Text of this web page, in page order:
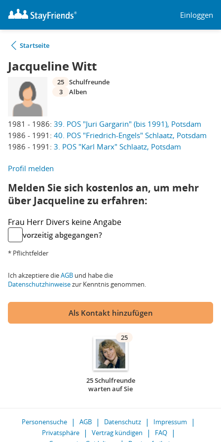
Einloggen
Startseite
Jacqueline Witt
1981 - 1986: 39. POS "Juri Gargarin" (bis 1991), Potsdam
1986 - 1991: 40. POS "Friedrich-Engels" Schlaatz, Potsdam
1986 - 1991: 3. POS "Karl Marx" Schlaatz, Potsdam
25 Schulfreunde
3
Alben
Profil melden
Melden Sie sich kostenlos an, um mehr
über Jacqueline zu erfahren:
Frau Herr Divers keine Angabe
vorzeitig abgegangen?
* Pflichtfelder
Ich akzeptiere dieAGB und habe die
Datenschutzhinweisezur Kenntnis genommen.
Als Kontakt hinzufügen
25
25 Schulfreunde
warten auf Sie
Personensuche AGB Datenschutz
Impressum
Privatsphäre
Vertrag kündigen
FAQ